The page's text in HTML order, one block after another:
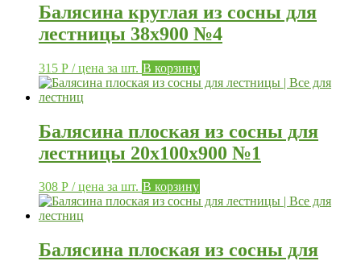
Балясина круглая из сосны для
лестницы 38х900 №4
315 Р / цена за шт. В корзину
Балясина плоская из сосны для
лестницы 20х100х900 №1
308 Р / цена за шт. В корзину
Балясина плоская из сосны для